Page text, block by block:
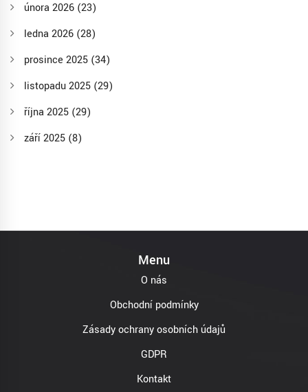
února 2026 (23)
ledna 2026 (28)
prosince 2025 (34)
listopadu 2025 (29)
října 2025 (29)
září 2025 (8)
Menu
O nás
Obchodní podmínky
Zásady ochrany osobních údajů
GDPR
Kontakt